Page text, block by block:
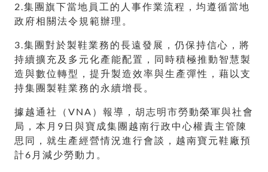
2.集團旗下當地員工的人事作業流程，均遵循當地
政府相關法令規範辦理。
3.集團對於製鞋業務的長遠發展，仍保持信心，將
持續擴充及多元化產能配置，同時積極推動智慧製
造與數位轉型，提升製造效率與生產彈性，藉以支
持集團製鞋業務的永續增長。
據越通社（VNA）報導，胡志明市勞動榮軍與社會
局，本月9日與寶成集團越南行政中心權責主管陳
思同，就生產經營情況進行會談，越南寶元鞋廠預
計6月減少勞動力。